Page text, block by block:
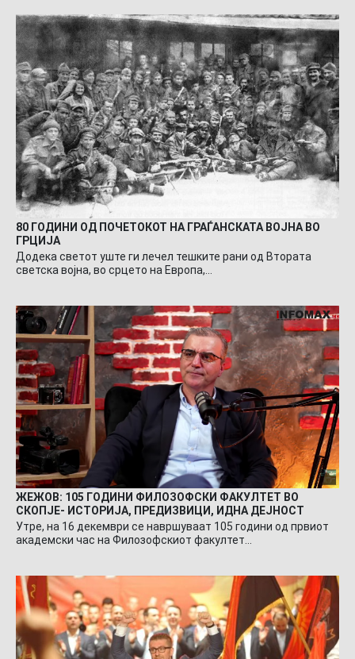
80 ГОДИНИ ОД ПОЧЕТОКОТ НА ГРАЃАНСКАТА ВОЈНА ВО
ГРЦИЈА
Додека светот уште ги лечел тешките рани од Втората
светска војна, во срцето на Европа,…
ЖЕЖОВ: 105 ГОДИНИ ФИЛОЗОФСКИ ФАКУЛТЕТ ВО
СКОПЈЕ- ИСТОРИЈА, ПРЕДИЗВИЦИ, ИДНА ДЕЈНОСТ
Утре, на 16 декември се навршуваат 105 години од првиот
академски час на Филозофскиот факултет…